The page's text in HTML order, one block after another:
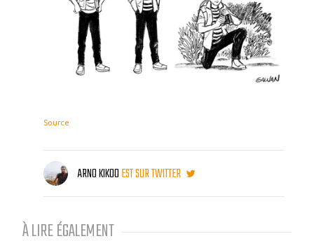
Source
ARNO KIKOOEST SUR TWITTER
À LIRE ÉGALEMENT